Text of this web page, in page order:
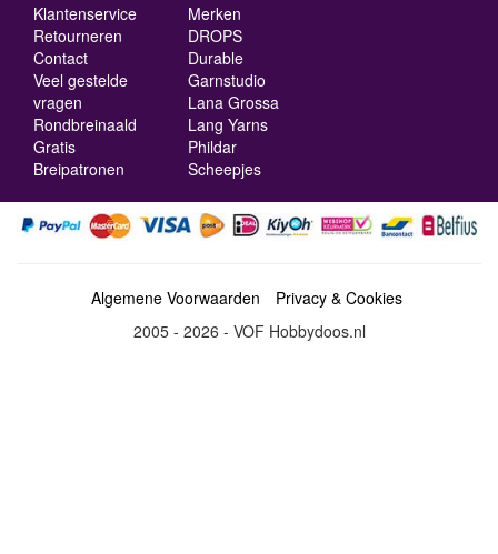
Klantenservice
Retourneren
Contact
Veel gestelde
vragen
Rondbreinaald
Gratis
Breipatronen
Merken
DROPS
Durable
Garnstudio
Lana Grossa
Lang Yarns
Phildar
Scheepjes
Algemene Voorwaarden
Privacy & Cookies
2005 - 2026 - VOF Hobbydoos.nl